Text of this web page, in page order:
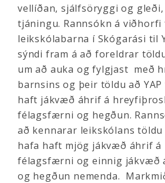
vellíðan, sjálfsöryggi og
tjáningu. Rannsókn á
leikskólabarna í Skógarási til
sýndi fram á að foreldrar
um að auka og fylgjast með
barnsins og þeir töldu að
haft jákvæð áhrif á
félagsfærni og hegðun.
að kennarar leikskólans töldu
hafa haft mjög jákvæð áhrif
félagsfærni og einnig jákvæð
og hegðun nemenda.